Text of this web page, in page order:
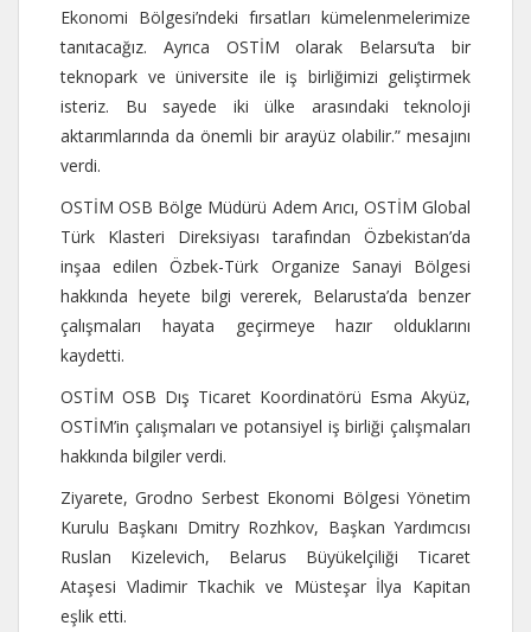
Ekonomi Bölgesi’ndeki fırsatları kümelenmelerimize
tanıtacağız. Ayrıca OSTİM olarak Belarsu’ta bir
teknopark ve üniversite ile iş birliğimizi geliştirmek
isteriz. Bu sayede iki ülke arasındaki teknoloji
aktarımlarında da önemli bir arayüz olabilir.” mesajını
verdi.
OSTİM OSB Bölge Müdürü Adem Arıcı, OSTİM Global
Türk Klasteri Direksiyası tarafından Özbekistan’da
inşaa edilen Özbek-Türk Organize Sanayi Bölgesi
hakkında heyete bilgi vererek, Belarusta’da benzer
çalışmaları hayata geçirmeye hazır olduklarını
kaydetti.
OSTİM OSB Dış Ticaret Koordinatörü Esma Akyüz,
OSTİM’in çalışmaları ve potansiyel iş birliği çalışmaları
hakkında bilgiler verdi.
Ziyarete, Grodno Serbest Ekonomi Bölgesi Yönetim
Kurulu Başkanı Dmitry Rozhkov, Başkan Yardımcısı
Ruslan Kizelevich, Belarus Büyükelçiliği Ticaret
Ataşesi Vladimir Tkachik ve Müsteşar İlya Kapitan
eşlik etti.